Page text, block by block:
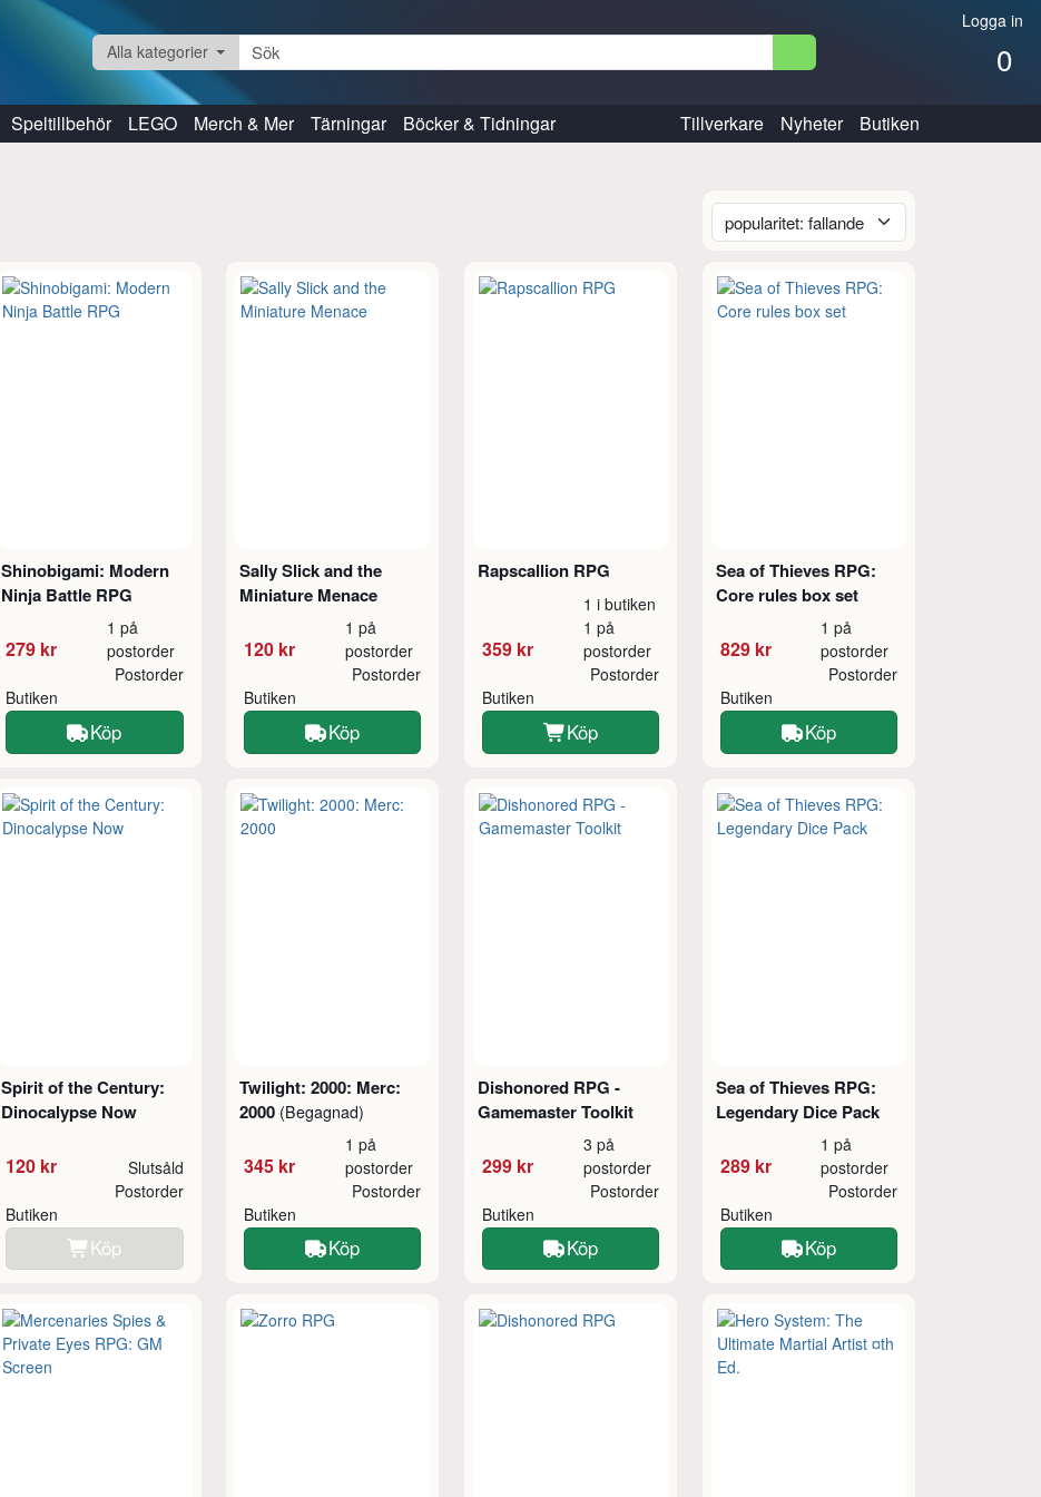
Logga in
0
Alla kategorier
Speltillbehör LEGO Merch & Mer Tärningar Böcker & Tidningar Tillverkare Nyheter Butiken
Shinobigami: Modern
Ninja Battle RPG
279 kr
1 på
postorder
Butiken
Postorder
Köp
Sally Slick and the
Miniature Menace
120 kr
1 på
postorder
Butiken
Postorder
Köp
Rapscallion RPG
359 kr
1 i butiken
1 på
postorder
Butiken
Postorder
Köp
Sea of Thieves RPG:
Core rules box set
829 kr
1 på
postorder
Butiken
Postorder
Köp
Spirit of the Century:
Dinocalypse Now
120 kr Slutsåld
Butiken
Postorder
Köp
Twilight: 2000: Merc:
2000 (Begagnad)
345 kr
1 på
postorder
Butiken
Postorder
Köp
Dishonored RPG -
Gamemaster Toolkit
299 kr
3 på
postorder
Butiken
Postorder
Köp
Sea of Thieves RPG:
Legendary Dice Pack
289 kr
1 på
postorder
Butiken
Postorder
Köp